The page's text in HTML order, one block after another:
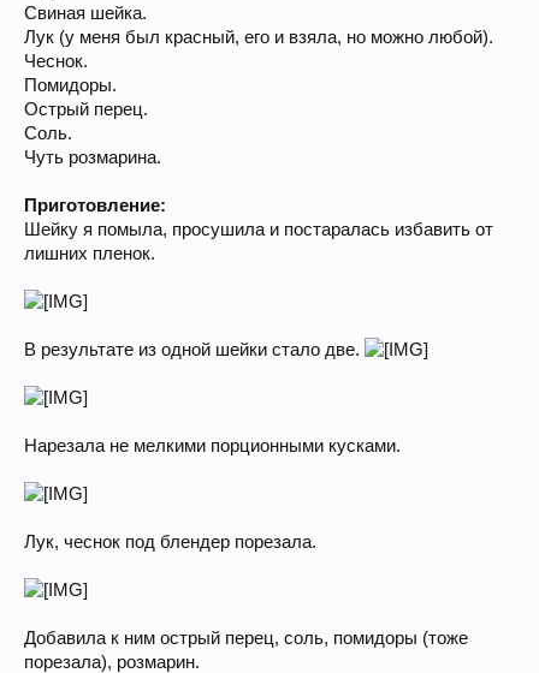
Свиная шейка.
Лук (у меня был красный, его и взяла, но можно любой).
Чеснок.
Помидоры.
Острый перец.
Соль.
Чуть розмарина.
Приготовление:
Шейку я помыла, просушила и постаралась избавить от
лишних пленок.
В результате из одной шейки стало две.
Нарезала не мелкими порционными кусками.
Лук, чеснок под блендер порезала.
Добавила к ним острый перец, соль, помидоры (тоже
порезала), розмарин.